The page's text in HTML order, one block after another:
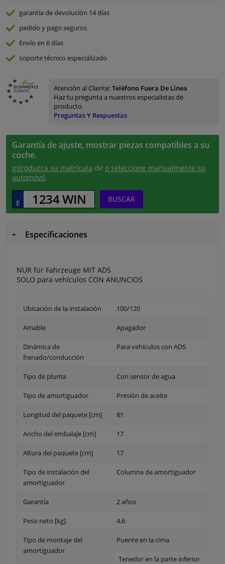
garantía de devolución 14 días
pedido y pago seguros
Envío en 6 días
soporte técnico especializado
Atención al Cliente:Teléfono Fuera De Línea
Haz tu pregunta a nuestros especialistas de
producto.
Preguntas Y Respuestas
Garantía de ajuste, mostrar piezas compatibles a su
coche.
Introduzca su matrícula de o seleccione manualmente su
automóvil.
BUSCAR
Especificaciones
NUR für Fahrzeuge MIT ADS
SOLO para vehículos CON ANUNCIOS
Ubicación de la instalación 100/120
Amable Apagador
Dinámica de
frenado/conducción
Para vehículos con ADS
Tipo de pluma Con sensor de agua
Tipo de amortiguador Presión de aceite
Longitud del paquete [cm] 81
Ancho del embalaje [cm] 17
Altura del paquete [cm] 17
Tipo de instalación del
amortiguador
Columna de amortiguador
Garantía 2 años
Peso neto [kg] 4,6
Tipo de montaje del
amortiguador
Puente en la cima
Tenedor en la parte inferior